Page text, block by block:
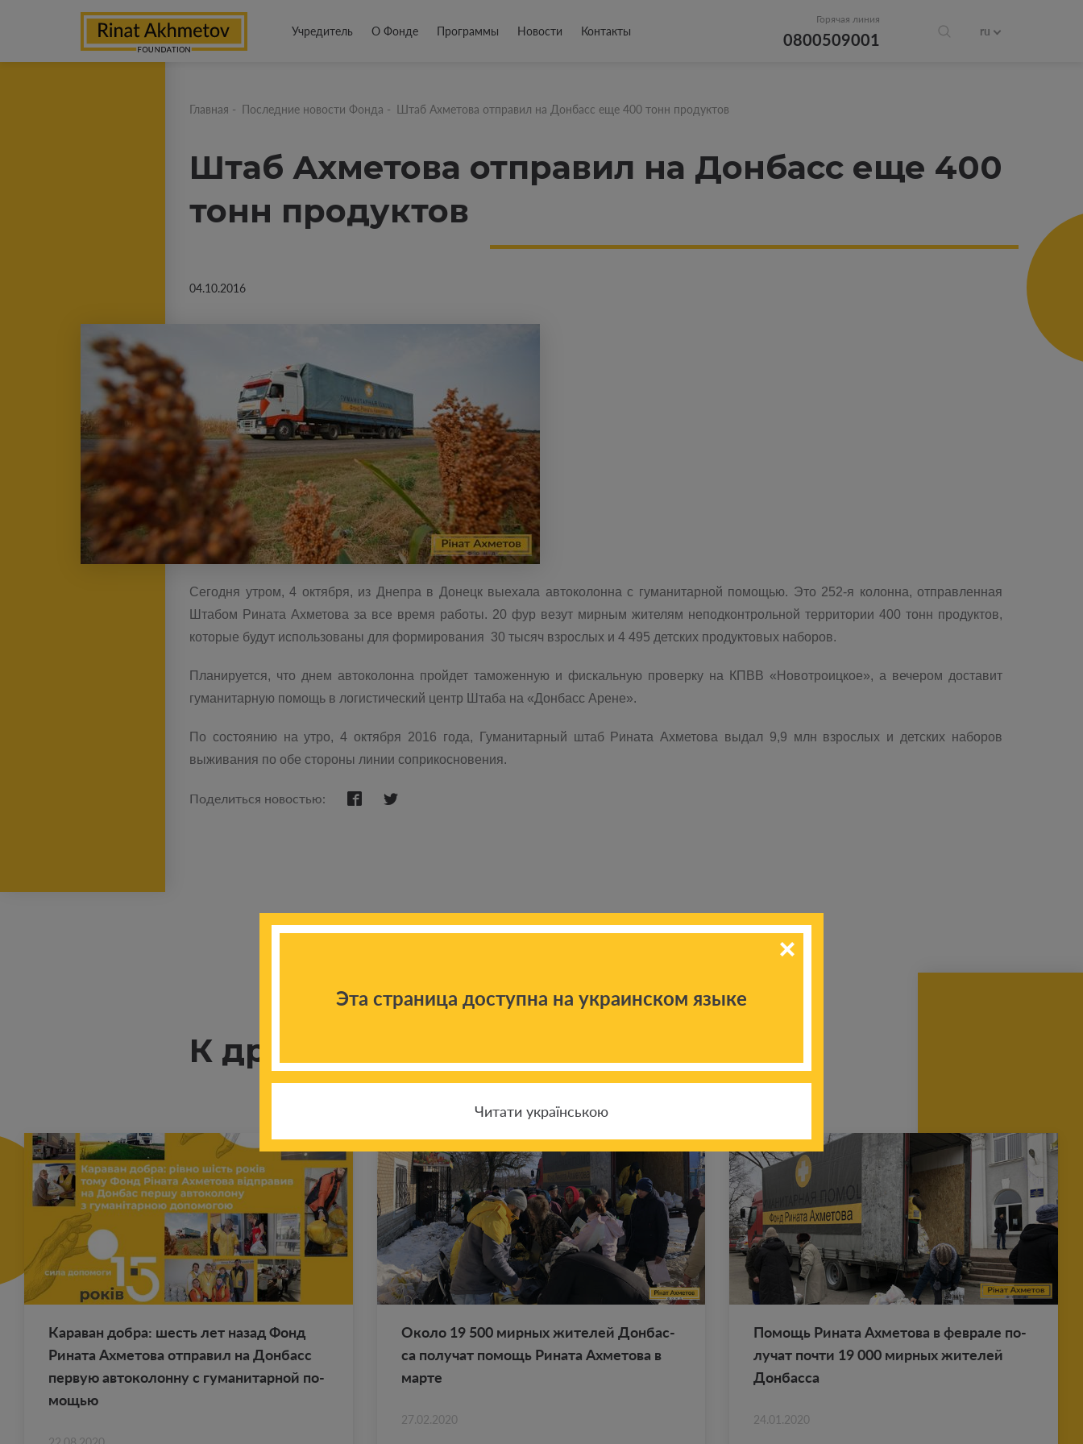
Учредитель О Фонде Программы Новости Контакты
Горячая линия
0800509001 ru
Главная - Последние новости Фонда - Штаб Ахметова отправил на Донбасс еще 400 тонн продуктов
Штаб Ахметова отправил на Донбасс еще 400
тонн продуктов
04.10.2016
Сегодня утром, 4 октября, из Днепра в Донецк выехала автоколонна с гуманитарной помощью. Это 252-я колонна, отправленная
Штабом Рината Ахметова за все время работы. 20 фур везут мирным жителям неподконтрольной территории 400 тонн продуктов,
которые будут использованы для формирования 30 тысяч взрослых и 4 495 детских продуктовых наборов.
Планируется, что днем автоколонна пройдет таможенную и фискальную проверку на КПВВ «Новотроицкое», а вечером доставит
гуманитарную помощь в логистический центр Штаба на «Донбасс Арене».
По состоянию на утро, 4 октября 2016 года, Гуманитарный штаб Рината Ахметова выдал 9,9 млн взрослых и детских наборов
выживания по обе стороны линии соприкосновения.
Поделиться новостью:
К другим новостям
Ка­ра­ван добра: шесть лет назад Фонд
Ри­на­та Ах­ме­то­ва от­пра­вил на Дон­басс
первую ав­то­ко­лон­ну с гу­ма­ни­тар­ной по­
мо­щью
Около 19 500 мир­ных жи­те­лей Дон­бас­
са по­лу­чат по­мощь Ри­на­та Ах­ме­то­ва в
марте
27.02.2020
По­мощь Ри­на­та Ах­ме­то­ва в фев­ра­ле по­
лу­чат почти 19 000 мир­ных жи­те­лей
Дон­бас­са
24.01.2020
Эта страница доступна на украинском языке
Читати українською